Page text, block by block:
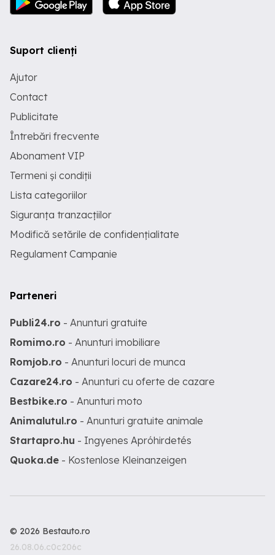
Suport clienți
Ajutor
Contact
Publicitate
Întrebări frecvente
Abonament VIP
Termeni și condiții
Lista categoriilor
Siguranța tranzacțiilor
Modifică setările de confidențialitate
Regulament Campanie
Parteneri
Publi24.ro - Anunturi gratuite
Romimo.ro - Anunturi imobiliare
Romjob.ro - Anunturi locuri de munca
Cazare24.ro - Anunturi cu oferte de cazare
Bestbike.ro - Anunturi moto
Animalutul.ro - Anunturi gratuite animale
Startapro.hu - Ingyenes Apróhirdetés
Quoka.de - Kostenlose Kleinanzeigen
© 2026 Bestauto.ro
26.08.06.c0c206c